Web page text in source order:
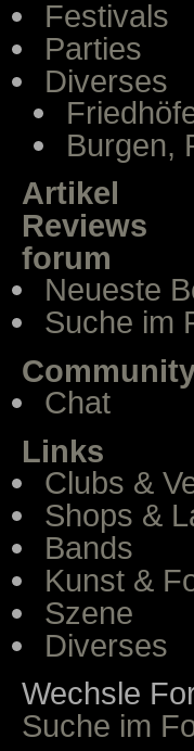
Festivals
Parties
Diverses
Burgen,
Artikel
Reviews
forum
Neueste
Suche im
Chat
Links
Clubs &
Shops &
Bands
Kunst &
Szene
Diverses
Wechsle
Suche im